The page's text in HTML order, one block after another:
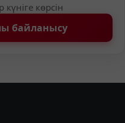
көрсін
байланысу